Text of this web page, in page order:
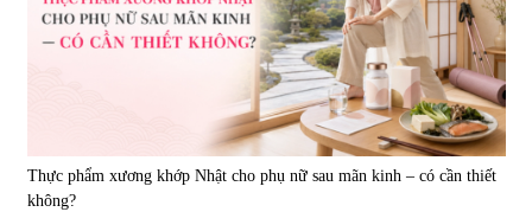
Thực phẩm xương khớp Nhật cho phụ nữ sau mãn kinh – có cần thiết
không?